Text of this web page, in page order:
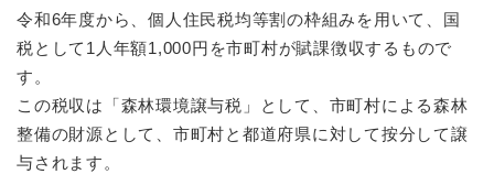
令和6年度から、個人住民税均等割の枠組みを用いて、国
税として1人年額1,000円を市町村が賦課徴収するもので
す。
この税収は「森林環境譲与税」として、市町村による森林
整備の財源として、市町村と都道府県に対して按分して譲
与されます。